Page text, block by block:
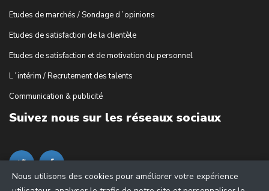
Etudes de marchés / Sondage d´opinions
Etudes de satisfaction de la clientèle
Etudes de satisfaction et de motivation du personnel
L´intérim / Recrutement des talents
Communication & publicité
Suivez nous sur les réseaux sociaux
Nous utilisons des cookies pour améliorer votre expérience